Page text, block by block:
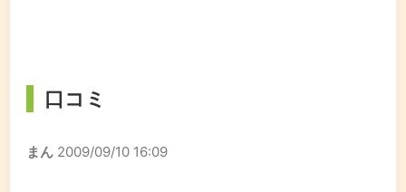
口コミ
まん 2009/09/10 16:09